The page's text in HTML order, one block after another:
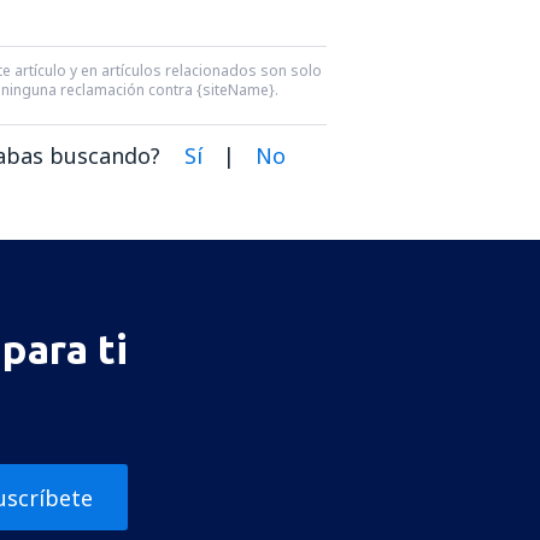
artículo y en artículos relacionados son solo
reclamación contra {siteName}.
buscando? Sí | No
ti